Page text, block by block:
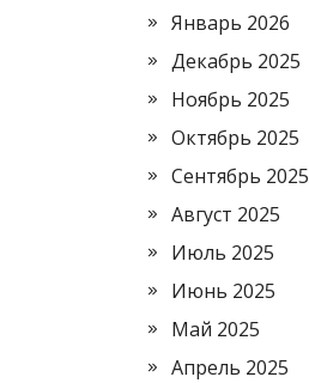
Январь 2026
Декабрь 2025
Ноябрь 2025
Октябрь 2025
Сентябрь 2025
Август 2025
Июль 2025
Июнь 2025
Май 2025
Апрель 2025